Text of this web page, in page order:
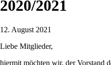
2020/2021
12. August 2021
Liebe Mitglieder,
hiermit möchten wir, der Vorstand